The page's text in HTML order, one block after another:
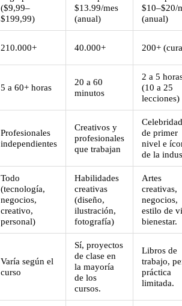
($9,99–
$199,99)
$13.99/mes
(anual)
$10–$20/
(anual)
210.000+ 40.000+ 200+
5 a 60+ horas
20 a 60
minutos
2 a 5
(10 a 25
lecciones)
Profesionales
independientes
Creativos y
profesionales
que trabajan
de primer
nivel e
de la
Todo
(tecnología,
negocios,
creativo,
personal)
Habilidades
creativas
(diseño,
ilustración,
fotografía)
Artes
creativas,
negocios,
estilo de
bienestar.
Varía según el
curso
Sí, proyectos
de clase en
la mayoría
de los
cursos.
Libros de
trabajo,
práctica
limitada.